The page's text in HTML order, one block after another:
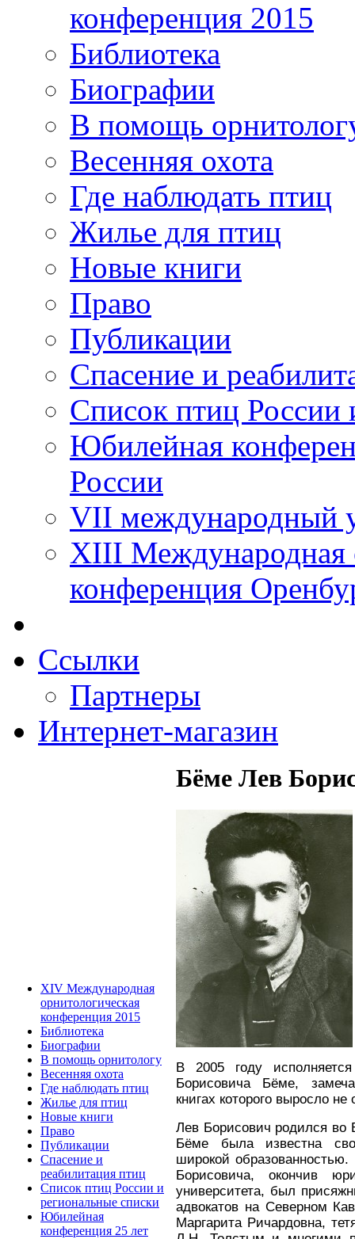
конференция 2015
Библиотека
Биографии
В помощь
Весенняя охота
Где наблюдать птиц
Жилье для птиц
Новые книги
Право
Публикации
Спасение и
Список птиц России
Юбилейная
России
VII международный
XIII Международная
конференция
Ссылки
Партнеры
Интернет-магазин
XIV Международная
орнитологическая
конференция 2015
Библиотека
Биографии
В помощь орнитологу
Весенняя охота
Где наблюдать птиц
Жилье для птиц
Новые книги
Право
Публикации
Спасение и
реабилитация птиц
Список птиц России и
региональные списки
Юбилейная
конференция 25 лет
Бёме Лев
В 2005 году
Борисовича Бёме,
книгах которого выросло
Лев Борисович родился во
Бёме была известна
широкой
Борисовича, окончив
университета, был
адвокатов на Северном
Маргарита Ричардовна,